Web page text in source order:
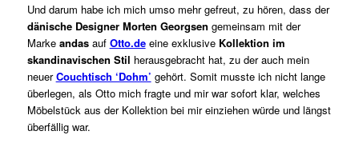
Und darum habe ich mich umso mehr gefreut, zu hören, dass der
dänische Designer Morten Georgsen gemeinsam mit der
Marke andasauf Otto.deeine exklusive Kollektion im
skandinavischen Stil herausgebracht hat, zu der auch mein
neuerCouchtisch ‘Dohm’ gehört. Somit musste ich nicht lange
überlegen, als Otto mich fragte und mir war sofort klar, welches
Möbelstück aus der Kollektion bei mir einziehen würde und längst
überfällig war.